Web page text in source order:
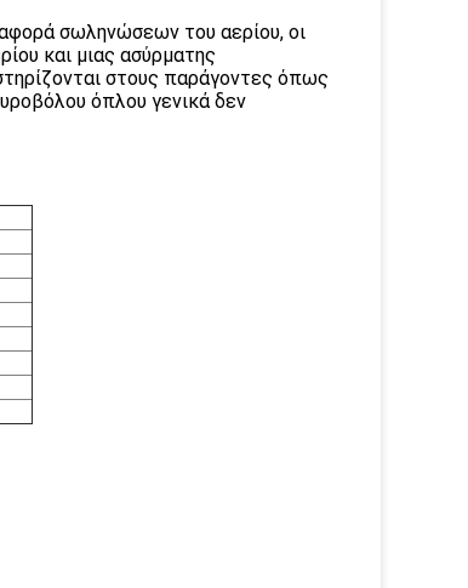
σωληνώσεων του αερίου, οι
και μιας ασύρματης
στους παράγοντες όπως
όπλου γενικά δεν